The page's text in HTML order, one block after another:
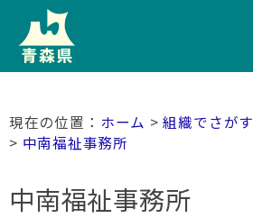
ホーム >組織でさがす
> 中南福祉事務所
中南福祉事務所